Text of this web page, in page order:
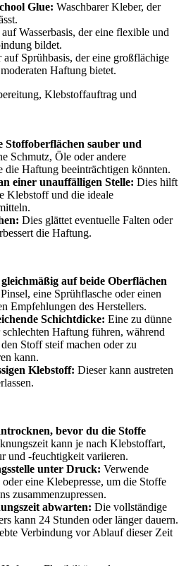
Glue: Waschbarer Kleber, der
Wasserbasis, der eine flexible und
bildet.
auf Sprühbasis, der eine großflächige
Haftung bietet.
Klebstoffauftrag und
Stoffoberflächen sauber und
Schmutz, Öle oder andere
die Haftung beeinträchtigen könnten.
einer unauffälligen Stelle: Dies hilft
Klebstoff und die ideale
Dies glättet eventuelle Falten oder
die Haftung.
auf beide Oberflächen
eine Sprühflasche oder einen
Empfehlungen des Herstellers.
Schichtdicke: Eine zu dünne
Haftung führen, während
Stoff steif machen oder zu
kann.
Klebstoff: Dieser kann austreten
bevor du die Stoffe
kann je nach Klebstoffart,
und -feuchtigkeit variieren.
unter Druck: Verwende
eine Klebepresse, um die Stoffe
zusammenzupressen.
abwarten: Die vollständige
kann 24 Stunden oder länger dauern.
Verbindung vor Ablauf dieser Zeit